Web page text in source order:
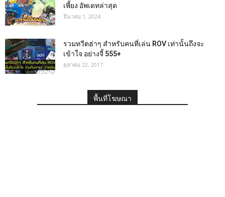
เพี้ยง อัพเดทล่าสุด
มีนาคม 1, 2024
รวมทวีตฮ่าๆ สำหรับคนที่เล่น ROV เท่านั้นถึงจะ
เข้าใจ อย่างจี้ 555+
ตุลาคม 22, 2017
พื้นที่โฆษณา